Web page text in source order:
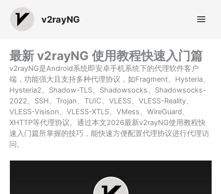
v2rayNG
最新 v2rayNG 使用教程快速入门篇
v2rayNG是Android系统即安卓手机系统下的代理软件客户
端，功能强大且支持多种代理协议，如Fragment、Hysteria、
Hysteria2、Shadow-TLS、Shadowsocks、Shadowsocks-
2022、SSH、Trojan、TUIC、VLESS、VLESS-Reality、
VLESS-Visison、VLESS-XTLS、VMess、WireGuard、
XHTTP等代理协议。通过本文2026最新v2rayNG使用教程快
速入门篇所掌握的技巧，能快速方便配置代理协议进行代理访
问。